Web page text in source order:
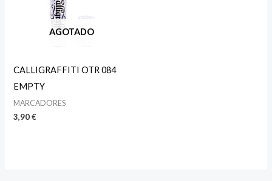
AGOTADO
CALLIGRAFFITI OTR 084
EMPTY
MARCADORES
3,90€